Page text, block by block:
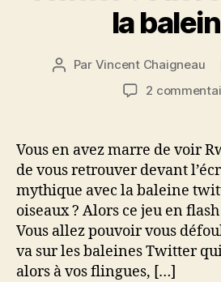
la
Auteur
Par Vincent Chaigneau
2
Vous en avez marre de voir
de vous retrouver devant
mythique avec la baleine
oiseaux ? Alors ce jeu en
Vous allez pouvoir vous
va sur les baleines Twitter
alors à vos flingues, […]